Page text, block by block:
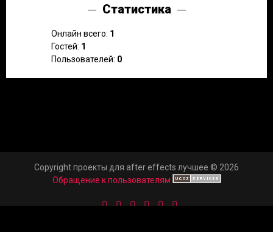
Статистика
Онлайн всего: 1
Гостей: 1
Пользователей: 0
Copyright проекты для after effects лучшее © 2026
Обращение к пользователям